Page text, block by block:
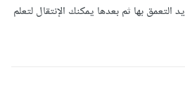
بها ثم بعدها يمكنك الإنتقال لتعلم